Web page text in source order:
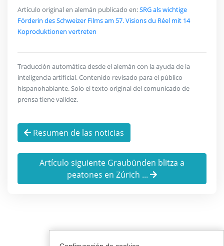
Artículo original en alemán publicado en:SRG als wichtige
Förderin des Schweizer Films am 57. Visions du Réel mit 14
Koproduktionen vertreten
Traducción automática desde el alemán con la ayuda de la
inteligencia artificial. Contenido revisado para el público
hispanohablante. Solo el texto original del comunicado de
prensa tiene validez.
Resumen de las noticias
Artículo siguiente Graubünden blitza a
peatones en Zúrich ...